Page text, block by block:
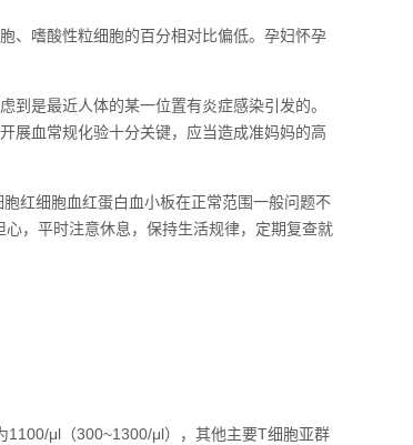
、嗜酸性粒细胞的百分相对比偏低。孕妇怀孕
是最近人体的某一位置有炎症感染引发的。
展血常规化验十分关键，应当造成准妈妈的高
红细胞血红蛋白血小板在正常范围一般问题不
，平时注意休息，保持生活规律，定期复查就
1100/μl（300~1300/μl），其他主要T细胞亚群